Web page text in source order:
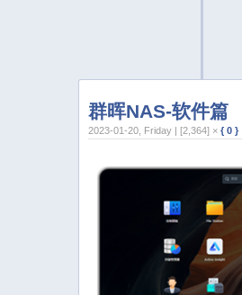
群晖NAS-软件篇
2023-01-20, Friday | [2,364] ×{ 0 }